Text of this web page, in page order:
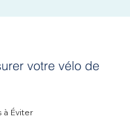
votre vélo de
à Éviter